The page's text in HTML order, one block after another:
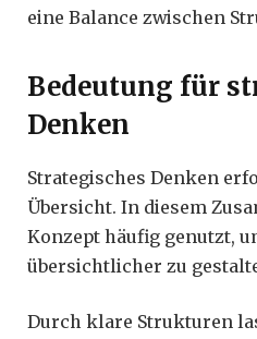
eine Balance zwischen
Bedeutung für
Denken
Strategisches Denken
Übersicht. In diesem
Konzept häufig genutzt,
übersichtlicher zu
Durch klare Strukturen